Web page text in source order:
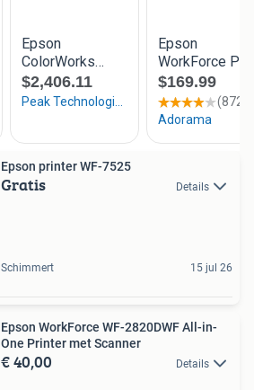
Epson printer WF-7525
Gratis Details
Schimmert 15 jul 26
Epson WorkForce WF-2820DWF All-in-
One Printer met Scanner
€ 40,00 Details